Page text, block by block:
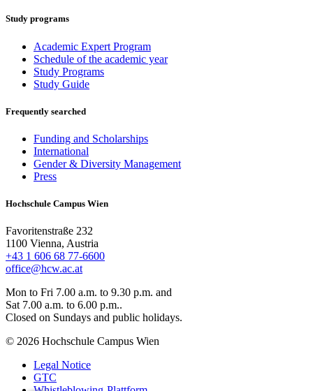
Study programs
Academic Expert Program
Schedule of the academic year
Study Programs
Study Guide
Frequently searched
Funding and Scholarships
International
Gender & Diversity Management
Press
Hochschule Campus Wien
Favoritenstraße 232
1100 Vienna, Austria
+43 1 606 68 77-6600
office@hcw.ac.at
Mon to Fri 7.00 a.m. to 9.30 p.m. and
Sat 7.00 a.m. to 6.00 p.m..
Closed on Sundays and public holidays.
© 2026 Hochschule Campus Wien
Legal Notice
GTC